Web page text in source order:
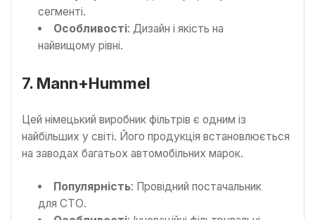
сегменті.
Особливості: Дизайн і якість на
найвищому рівні.
7. Mann+Hummel
Цей німецький виробник фільтрів є одним із
найбільших у світі. Його продукція встановлюється
на заводах багатьох автомобільних марок.
Популярність: Провідний постачальник
для СТО.